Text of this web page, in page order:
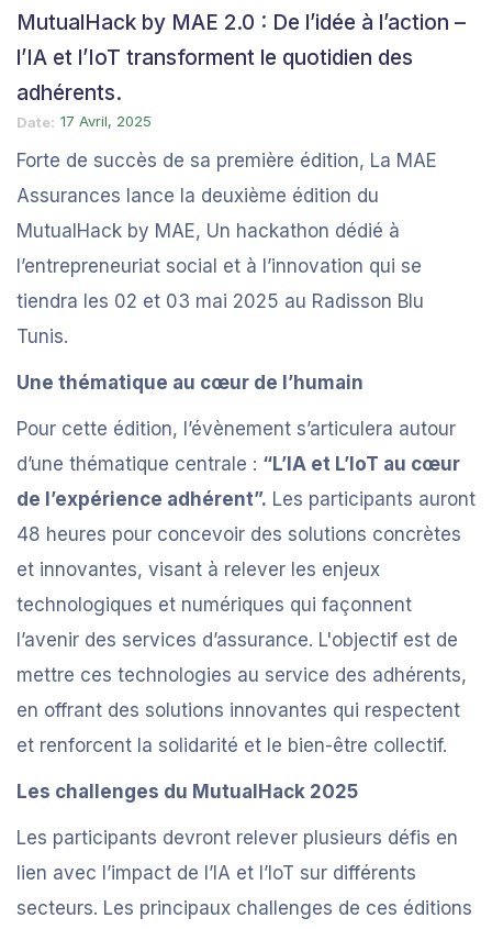
MutualHack by MAE 2.0 : De l’idée à l’action –
l’IA et l’IoT transforment le quotidien des
adhérents.
Date 17 Avril, 2025
Forte de succès de sa première édition, La MAE
Assurances lance la deuxième édition du
MutualHack by MAE, Un hackathon dédié à
l’entrepreneuriat social et à l’innovation qui se
tiendra les 02 et 03 mai 2025 au Radisson Blu
Tunis.
Une thématique au cœur de l’humain
Pour cette édition, l’évènement s’articulera autour
d’une thématique centrale : “L’IA et L’IoT au cœur
de l’expérience adhérent”. Les participants auront
48 heures pour concevoir des solutions concrètes
et innovantes, visant à relever les enjeux
technologiques et numériques qui façonnent
l’avenir des services d’assurance. L'objectif est de
mettre ces technologies au service des adhérents,
en offrant des solutions innovantes qui respectent
et renforcent la solidarité et le bien-être collectif.
Les challenges du MutualHack 2025
Les participants devront relever plusieurs défis en
lien avec l’impact de l’IA et l’IoT sur différents
secteurs. Les principaux challenges de ces éditions